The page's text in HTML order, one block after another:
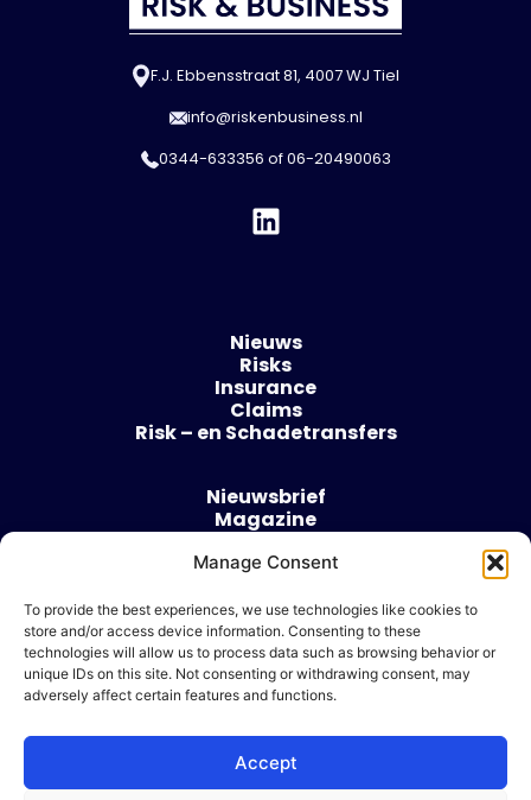
Manage Consent
To provide the best experiences, we use technologies like cookies to
store and/or access device information. Consenting to these
technologies will allow us to process data such as browsing behavior or
unique IDs on this site. Not consenting or withdrawing consent, may
adversely affect certain features and functions.
Accept
F.J. Ebbensstraat 81, 4007 WJ Tiel
info@riskenbusiness.nl
0344-633356 of06-20490063
Nieuws
Risks
Insurance
Claims
Risk – en Schadetransfers
Nieuwsbrief
Magazine
Over
Algemene voorwaarden
Cookie beleid
Ik wil adverteren